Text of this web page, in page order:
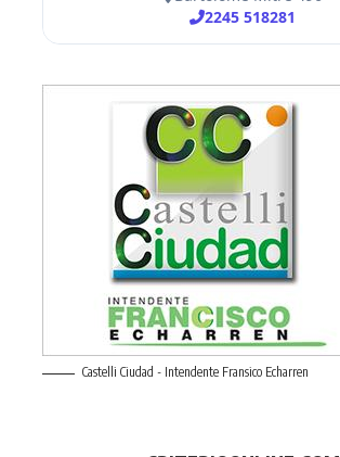
Castelli Ciudad - Intendente Fransico Echarren